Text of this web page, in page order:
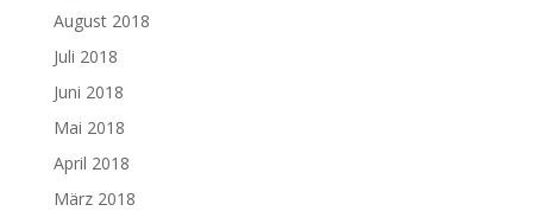
August 2018
Juli 2018
Juni 2018
Mai 2018
April 2018
März 2018